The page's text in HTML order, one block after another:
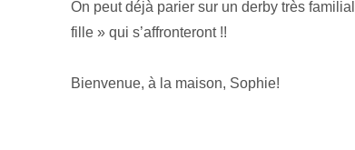
On peut déjà parier sur un derby très
fille » qui s’affronteront !!
Bienvenue, à la maison, Sophie!